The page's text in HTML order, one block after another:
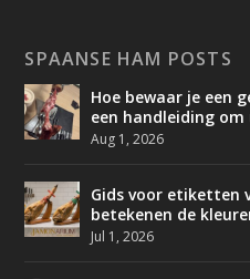
SPAANSE HAM POSTS
Hoe bewaar je een
een handleiding
Aug 1, 2026
Gids voor etiketten
betekenen de
Jul 1, 2026